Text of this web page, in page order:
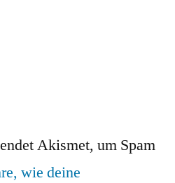
Akismet, um Spam
wie deine